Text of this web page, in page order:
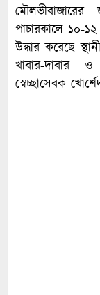
পাচারকালে ১০-
উদ্ধার করেছে
খাবার-দাবার
স্বেচ্ছাসেবক